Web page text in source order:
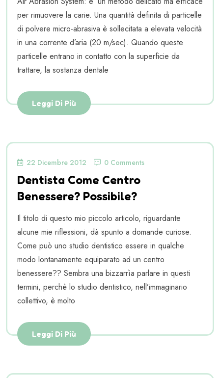
per rimuovere la carie. Una quantità definita di particelle
di polvere micro-abrasiva è sollecitata a elevata velocità
in una corrente d’aria (20 m/sec). Quando queste
particelle entrano in contatto con la superficie da
trattare, la sostanza dentale
Leggi Di Più
22 Dicembre 2012 0 Comments
Dentista Come Centro
Benessere? Possibile?
Il titolo di questo mio piccolo articolo, riguardante
alcune mie riflessioni, dà spunto a domande curiose.
Come può uno studio dentistico essere in qualche
modo lontanamente equiparato ad un centro
benessere?? Sembra una bizzarrìa parlare in questi
termini, perchè lo studio dentistico, nell’immaginario
collettivo, è molto
Leggi Di Più